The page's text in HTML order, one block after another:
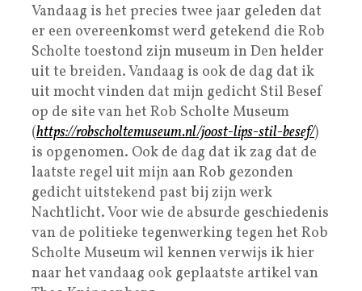
Vandaag is het precies twee jaar geleden dat
er een overeenkomst werd getekend die Rob
Scholte toestond zijn museum in Den helder
uit te breiden. Vandaag is ook de dag dat ik
uit mocht vinden dat mijn gedicht Stil Besef
op de site van het Rob Scholte Museum
(https://robscholtemuseum.nl/joost-lips-stil-besef/)
is opgenomen. Ook de dag dat ik zag dat de
laatste regel uit mijn aan Rob gezonden
gedicht uitstekend past bij zijn werk
Nachtlicht. Voor wie de absurde geschiedenis
van de politieke tegenwerking tegen het Rob
Scholte Museum wil kennen verwijs ik hier
naar het vandaag ook geplaatste artikel van